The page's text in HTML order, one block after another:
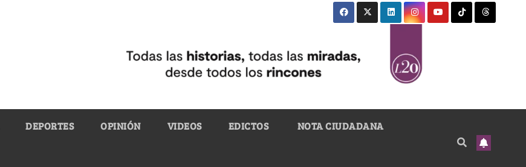
DEPORTES OPINIÓN VIDEOS EDICTOS NOTA CIUDADANA